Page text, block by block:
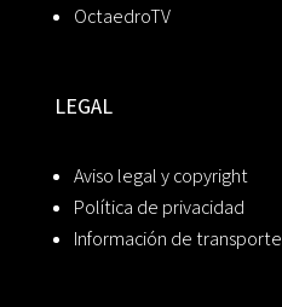
OctaedroTV
LEGAL
Aviso legal y copyright
Política de privacidad
Información de transporte